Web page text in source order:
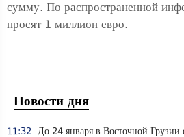
сумму. По распространенной
просят 1 миллион евро.
Новости дня
11:32 До 24 января в Восточной Грузии